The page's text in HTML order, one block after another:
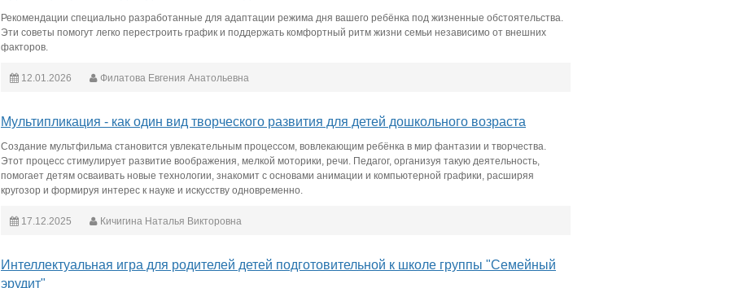
Рекомендации специально разработанные для адаптации режима дня вашего ребёнка под жизненные обстоятельства.
Эти советы помогут легко перестроить график и поддержать комфортный ритм жизни семьи независимо от внешних
факторов.
12.01.2026 Филатова Евгения Анатольевна
Мультипликация - как один вид творческого развития для детей дошкольного возраста
Создание мультфильма становится увлекательным процессом, вовлекающим ребёнка в мир фантазии и творчества.
Этот процесс стимулирует развитие воображения, мелкой моторики, речи. Педагог, организуя такую деятельность,
помогает детям осваивать новые технологии, знакомит с основами анимации и компьютерной графики, расширяя
кругозор и формируя интерес к науке и искусству одновременно.
17.12.2025 Кичигина Наталья Викторовна
Интеллектуальная игра для родителей детей подготовительной к школе группы "Семейный
эрудит"